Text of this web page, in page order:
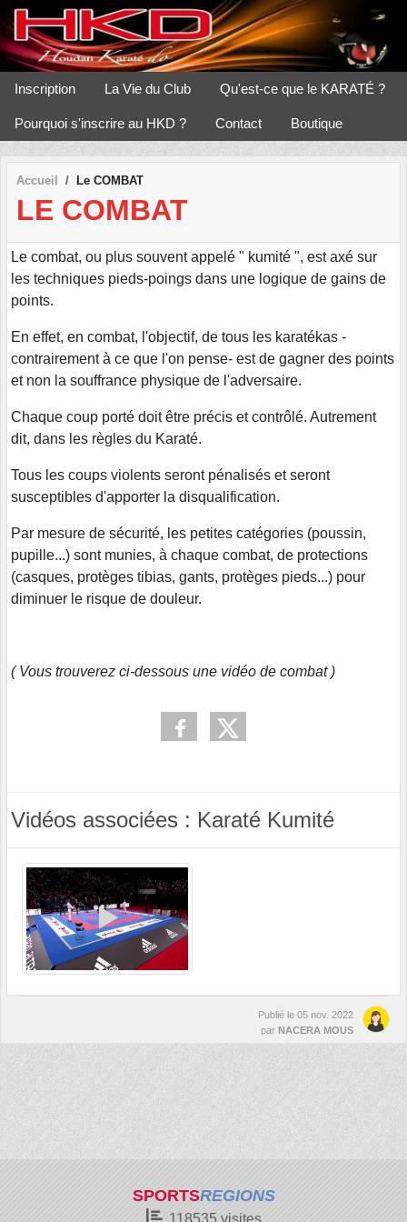
Inscription La Vie du Club Qu'est-ce que le KARATÉ ?
Pourquoi s'inscrire au HKD ? Contact Boutique
Accueil Le COMBAT
LE COMBAT
Le combat, ou plus souvent appelé " kumité ", est axé sur
les techniques pieds-poings dans une logique de gains de
points.
En effet, en combat, l'objectif, de tous les karatékas -
contrairement à ce que l'on pense- est de gagner des points
et non la souffrance physique de l'adversaire.
Chaque coup porté doit être précis et contrôlé. Autrement
dit, dans les règles du Karaté.
Tous les coups violents seront pénalisés et seront
susceptibles d'apporter la disqualification.
Par mesure de sécurité, les petites catégories (poussin,
pupille...) sont munies, à chaque combat, de protections
(casques, protèges tibias, gants, protèges pieds...) pour
diminuer le risque de douleur.
( Vous trouverez ci-dessous une vidéo de combat )
Vidéos associées : Karaté Kumité
Publié le 05 nov. 2022
par NACERA MOUS
SPORTSREGIONS
118535 visites
Panneau de gestion des cookies